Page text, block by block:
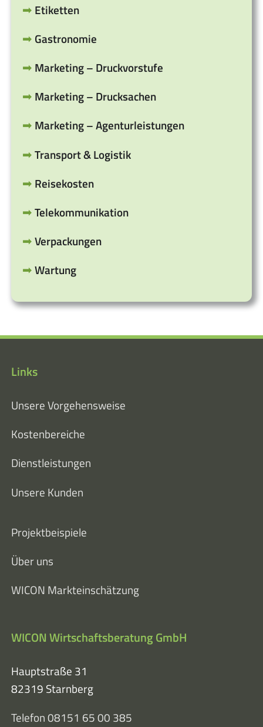
Etiketten
Gastronomie
Marketing – Druckvorstufe
Marketing – Drucksachen
Marketing – Agenturleistungen
Transport & Logistik
Reisekosten
Telekommunikation
Verpackungen
Wartung
Links
Unsere Vorgehensweise
Kostenbereiche
Dienstleistungen
Unsere Kunden
Projektbeispiele
Über uns
WICON Markteinschätzung
WICON Wirtschaftsberatung GmbH
Hauptstraße 31
82319 Starnberg
Telefon 08151 65 00 385